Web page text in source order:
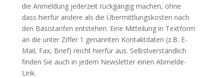
die Anmeldung jederzeit rückgängig machen, ohne
dass hierfür andere als die Übermittlungskosten nach
den Basistarifen entstehen. Eine Mitteilung in Textform
an die unter Ziffer 1 genannten Kontaktdaten (z.B. E-
Mail, Fax, Brief) reicht hierfür aus. Selbstverständlich
finden Sie auch in jedem Newsletter einen Abmelde-
Link.